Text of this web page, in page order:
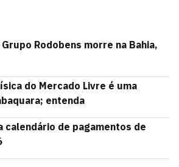
Rodobens morre na Bahia,
do Mercado Livre é uma
entenda
calendário de pagamentos de